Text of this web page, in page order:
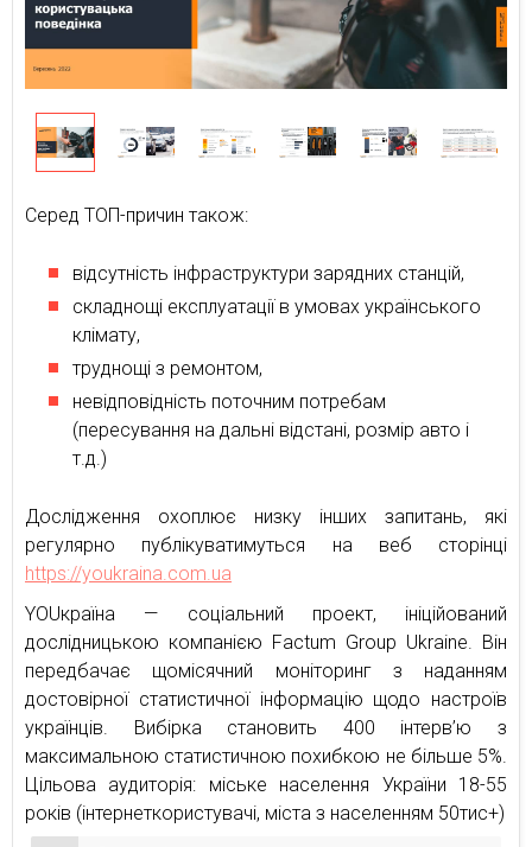
Серед ТОП-причин також:
відсутність інфраструктури зарядних станцій,
складнощі експлуатації в умовах українського
клімату,
труднощі з ремонтом,
невідповідність поточним потребам
(пересування на дальні відстані, розмір авто і
т.д.)
Дослідження охоплює низку інших запитань, які
регулярно публікуватимуться на веб сторінці
https://youkraina.com.ua
YOUкраїна — соціальний проект, ініційований
дослідницькою компанією Factum Group Ukraine. Він
передбачає щомісячний моніторинг з наданням
достовірної статистичної інформацію щодо настроїв
українців. Вибірка становить 400 інтерв’ю з
максимальною статистичною похибкою не більше 5%.
Цільова аудиторія: міське населення України 18-55
років (інтернеткористувачі, міста з населенням 50тис+)